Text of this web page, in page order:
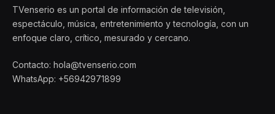
TVenserio es un portal de información de televisión,
espectáculo, música, entretenimiento y tecnología, con un
enfoque claro, crítico, mesurado y cercano.
Contacto: hola@tvenserio.com
WhatsApp: +56942971899